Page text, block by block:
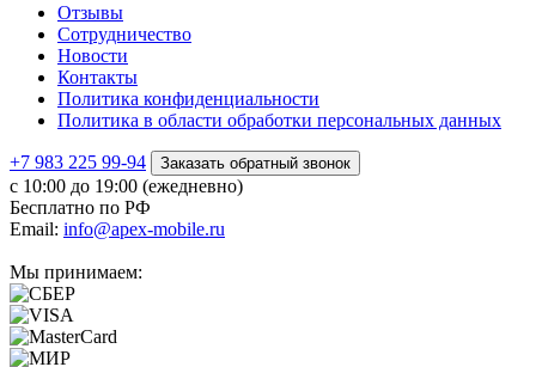
Отзывы
Сотрудничество
Новости
Контакты
Политика конфиденциальности
Политика в области обработки персональных данных
+7 983 225 99-94 Заказать обратный звонок
с 10:00 до 19:00 (ежедневно)
Бесплатно по РФ
Email: info@apex-mobile.ru
Мы принимаем: